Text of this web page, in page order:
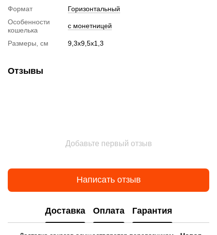
Формат
Горизонтальный
Особенности
кошелька
с монетницей
Размеры, см 9,3х9,5х1,3
Отзывы
Добавьте первый отзыв
Написать отзыв
Доставка Оплата Гарантия